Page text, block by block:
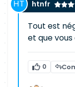
htnfr
Tout est
et que
0